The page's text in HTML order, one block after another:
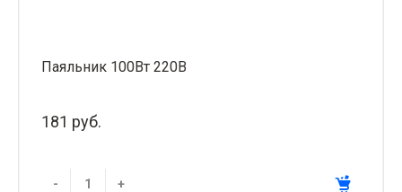
Паяльник 100Вт 220В
181 руб.
- +